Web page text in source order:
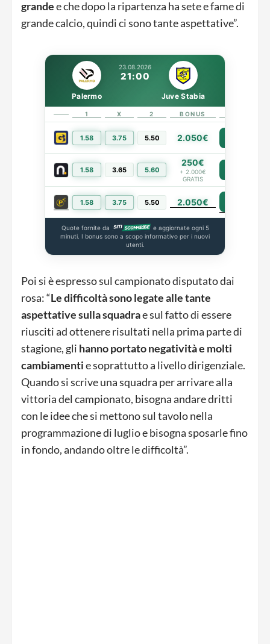
grandee che dopo la ripartenza ha sete e fame di
grande calcio, quindi ci sono tante aspettative”.
23.08.2026
21:00
Palermo Juve Stabia
1 X 2 BONUS
1.58 3.75 5.50 2.050€
1.58 3.65 5.60
250€
+ 2.000€
GRATIS
1.58 3.75 5.50 2.050€
Quote fornite da
e aggiornate ogni 5
minuti. I bonus sono a scopo informativo per i nuovi
utenti.
Poi si è espresso sul campionato disputato dai
rosa: “Le difficoltà sono legate alle tante
aspettative sulla squadrae sul fatto di essere
riusciti ad ottenere risultati nella prima parte di
stagione, gli hanno portato negatività e molti
cambiamentie soprattutto a livello dirigenziale.
Quando si scrive una squadra per arrivare alla
vittoria del campionato, bisogna andare dritti
con le idee che si mettono sul tavolo nella
programmazione di luglio e bisogna sposarle fino
in fondo, andando oltre le difficoltà”.